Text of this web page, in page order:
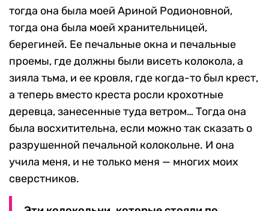
тогда она была моей Ариной Родионовной,
тогда она была моей хранительницей,
берегиней. Ее печальные окна и печальные
проемы, где должны были висеть колокола, а
зияла тьма, и ее кровля, где когда-то был крест,
а теперь вместо креста росли крохотные
деревца, занесенные туда ветром… Тогда она
была восхитительна, если можно так сказать о
разрушенной печальной колокольне. И она
учила меня, и не только меня — многих моих
сверстников.